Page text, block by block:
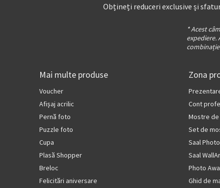
Obțineți reduceri exclusive și
* Acest
expediere.
Mai multe produse
Voucher
Afișaj acrilic
Pernă foto
Puzzle foto
Cupa
Plasă Shopper
Breloc
Felicitări aniversare
Zona
Cont
Mostre
Set de
Saal
Saal
Photo
Ghid de